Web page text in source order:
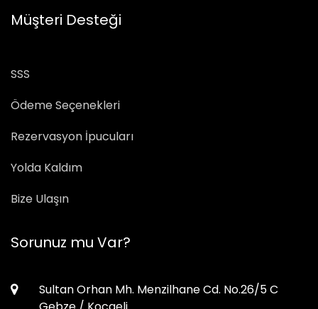
Müşteri Desteği
SSS
Ödeme Seçenekleri
Rezervasyon İpucuları
Yolda Kaldım
Bize Ulaşın
Sorunuz mu Var?
Sultan Orhan Mh. Menzilhane Cd. No.26/5 C